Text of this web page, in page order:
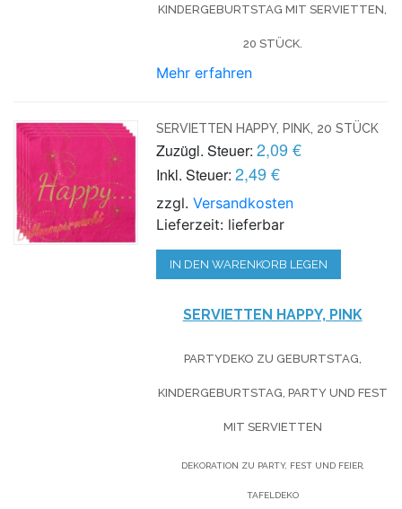
KINDERGEBURTSTAG MIT SERVIETTEN,
20 STÜCK.
Mehr erfahren
SERVIETTEN HAPPY, PINK, 20 STÜCK
Zuzügl. Steuer: 2,09 €
Inkl. Steuer: 2,49 €
zzgl.Versandkosten
Lieferzeit: lieferbar
IN DEN WARENKORB LEGEN
SERVIETTEN HAPPY, PINK
PARTYDEKO ZU GEBURTSTAG,
KINDERGEBURTSTAG, PARTY UND FEST
MIT SERVIETTEN
DEKORATION ZU PARTY, FEST UND FEIER,
TAFELDEKO